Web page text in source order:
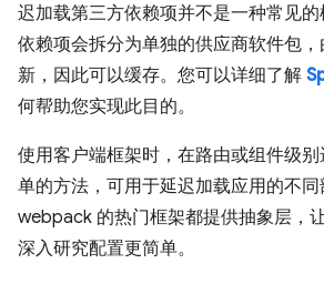
迟加载第三方依赖项并不是一种常见
依赖项会拆分为单独的供应商软件包
新，因此可以缓存。您可以详细了解
何帮助您实现此目的。
使用客户端框架时，在路由或组件级
单的方法，可用于延迟加载应用的不
webpack 的热门框架都提供抽象层，
深入研究配置更简单。